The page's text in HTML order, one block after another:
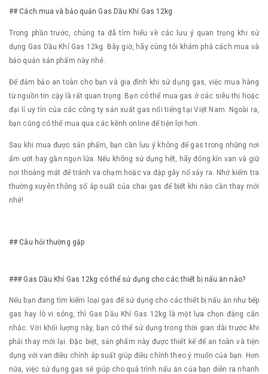
## Cách mua và bảo quản Gas Dầu Khí Gas 12kg
Trong phần trước, chúng ta đã tìm hiểu về các lưu ý quan trọng khi sử
dụng Gas Dầu Khí Gas 12kg. Bây giờ, hãy cùng tôi khám phá cách mua và
bảo quản sản phẩm này nhé.
Để đảm bảo an toàn cho bạn và gia đình khi sử dụng gas, việc mua hàng
từ nguồn tin cậy là rất quan trọng. Bạn có thể mua gas ở các siêu thị hoặc
đại lí uy tín của các công ty sản xuất gas nổi tiếng tại Việt Nam. Ngoài ra,
bạn cũng có thể mua qua các kênh online để tiện lợi hơn.
Sau khi mua được sản phẩm, bạn cần lưu ý không để gas trong những nơi
ẩm ướt hay gần ngọn lửa. Nếu không sử dụng hết, hãy đóng kín van và giữ
nơi thoáng mát để tránh va chạm hoặc va đập gây nổ xảy ra. Nhớ kiểm tra
thường xuyên thông số áp suất của chai gas để biết khi nào cần thay mới
nhé!
## Câu hỏi thường gặp
### Gas Dầu Khí Gas 12kg có thể sử dụng cho các thiết bị nấu ăn nào?
Nếu bạn đang tìm kiếm loại gas để sử dụng cho các thiết bị nấu ăn như bếp
gas hay lò vi sóng, thì Gas Dầu Khí Gas 12kg là một lựa chọn đáng cân
nhắc. Với khối lượng này, bạn có thể sử dụng trong thời gian dài trước khi
phải thay mới lại. Đặc biệt, sản phẩm này được thiết kế để an toàn và tiện
dụng với van điều chỉnh áp suất giúp điều chỉnh theo ý muốn của bạn. Hơn
nữa, việc sử dụng gas sẽ giúp cho quá trình nấu ăn của bạn diễn ra nhanh